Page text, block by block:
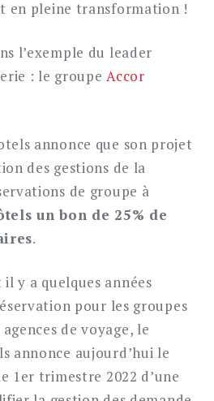
en pleine transformation !
l’exemple du leader
: le groupeAccor
annonce que son projet
des gestions de la
de groupe à
un bon de 25% de
.
y a quelques années
pour les groupes
de voyage, le
annonce aujourd’hui le
1er trimestre 2022 d’une